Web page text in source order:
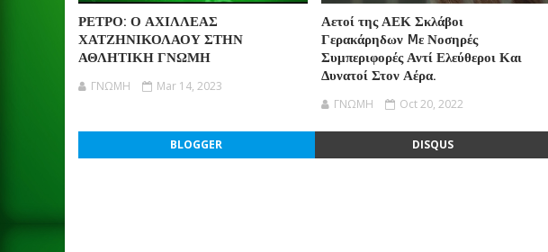
ΡΕΤΡΟ: Ο ΑΧΙΛΛΕΑΣ
ΧΑΤΖΗΝΙΚΟΛΑΟΥ ΣΤΗΝ
ΑΘΛΗΤΙΚΗ ΓΝΩΜΗ
ΓΝΩΜΗ Mar 14, 2023
Αετοί της ΑΕΚ Σκλάβοι
Γερακάρηδων Mε Νοσηρές
Συμπεριφορές Αντί Ελεύθεροι Και
Δυνατοί Στον Αέρα.
ΓΝΩΜΗ Oct 20, 2022
BLOGGER DISQUS